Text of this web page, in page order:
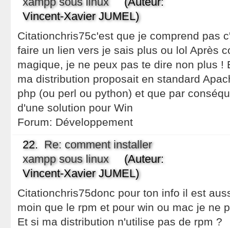
Vincent-Xavier JUMEL)
Citationchris75c'est que je comprend pas
faire un lien vers je sais plus ou lol Après
magique, je ne peux pas te dire non plus !
ma distribution proposait en standard
php (ou perl ou python) et que par
d'une solution pour Win
Forum: Développement
22. Re: comment installer
xampp sous linux(Auteur:
Vincent-Xavier JUMEL)
Citationchris75donc pour ton info il est
moin que le rpm et pour win ou mac je ne
Et si ma distribution n'utilise pas de rpm ?